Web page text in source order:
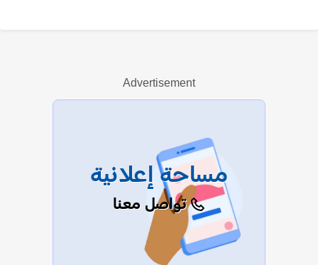
عرض الكل
Advertisement
مساحة إعلانية
تواصل معنا